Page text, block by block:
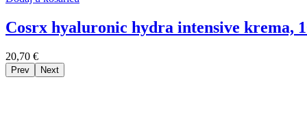
cosrx hyaluronic hydra intensive krema,
20,70 €
Prev Next